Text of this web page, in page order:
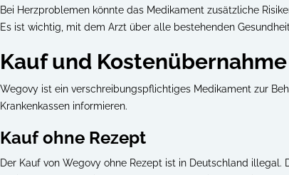
Bei Herzproblemen könnte das Medikament zusätzliche
Es ist wichtig, mit dem Arzt über alle bestehenden
Kauf und
Wegovy ist ein verschreibungspflichtiges Medikament zur
Krankenkassen informieren.
Kauf ohne Rezept
Der Kauf von Wegovy ohne Rezept ist in Deutschland